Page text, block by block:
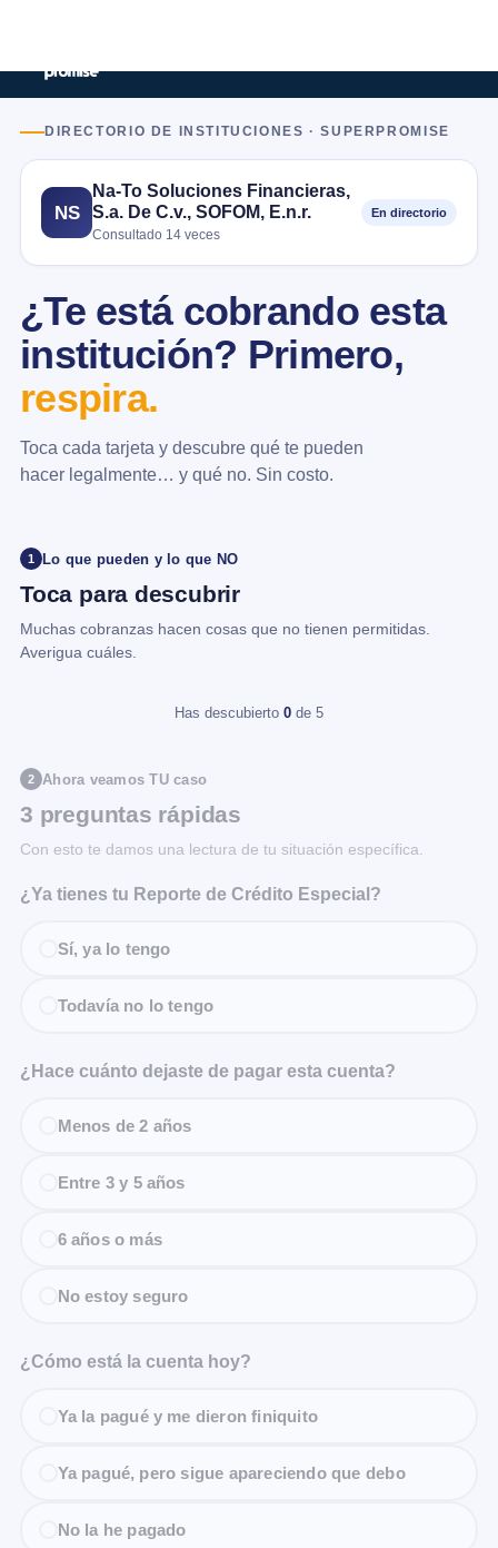
DIRECTORIO DE INSTITUCIONES · SUPERPROMISE
NS
Na-To Soluciones Financieras,
S.a. De C.v., SOFOM, E.n.r.
Consultado 14 veces
En directorio
¿Te está cobrando esta
institución? Primero,
respira.
Toca cada tarjeta y descubre qué te pueden
hacer legalmente… y qué no. Sin costo.
1 Lo que pueden y lo que NO
Toca para descubrir
Muchas cobranzas hacen cosas que no tienen permitidas.
Averigua cuáles.
Has descubierto 0 de 5
2 Ahora veamos TU caso
3 preguntas rápidas
Con esto te damos una lectura de tu situación específica.
¿Ya tienes tu Reporte de Crédito Especial?
Sí, ya lo tengo
Todavía no lo tengo
¿Hace cuánto dejaste de pagar esta cuenta?
Menos de 2 años
Entre 3 y 5 años
6 años o más
No estoy seguro
¿Cómo está la cuenta hoy?
Ya la pagué y me dieron finiquito
Ya pagué, pero sigue apareciendo que debo
No la he pagado